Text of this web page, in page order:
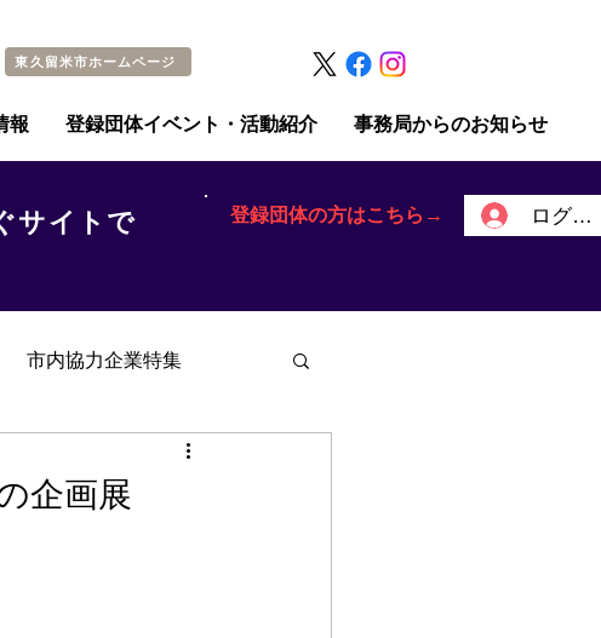
東久留米市ホームページ
報 登録団体イベント・活動紹介 事務局からのお知らせ
サイトで 登録団体の方はこちら→ ログイ
市内協力企業特集
企画展